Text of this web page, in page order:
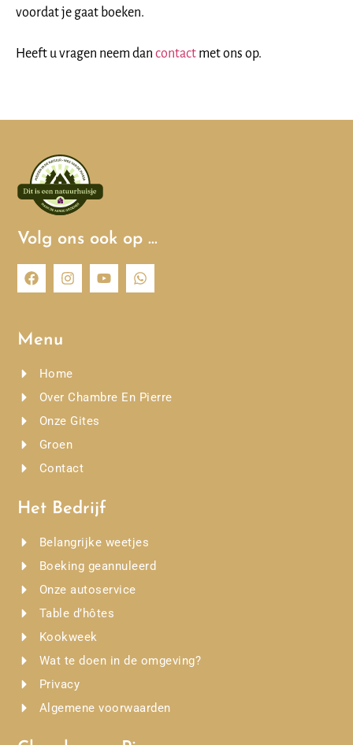
voordat je gaat boeken.
Heeft u vragen neem dan contact met ons op.
Volg ons ook op …
Menu
Home
Over Chambre En Pierre
Onze Gites
Groen
Contact
Het Bedrijf
Belangrijke weetjes
Boeking geannuleerd
Onze autoservice
Table d’hôtes
Kookweek
Wat te doen in de omgeving?
Privacy
Algemene voorwaarden